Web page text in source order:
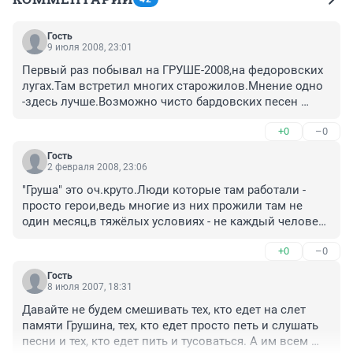
Гость
9 июля 2008, 23:01
Первый раз побывал на ГРУШЕ-2008,на федоровских
лугах.Там встретил многих старожилов.Мнение одно
-здесь лучше.Возможно чисто бардовских песен
интереснее , к природе ближе. пьяные были но драк
не было!Во всяком случаи -я не видел. Мне
понравилось и песни возможно и не бардов и стихи
федоровские луга.И ,пожалуйста не делайте его
круглогодичным!!!
+0 –0
Гость
2 февраля 2008, 23:06
"Груша" это оч.круто.Люди которые там работали -
просто герои,ведь многие из них прожили там не
один месяц,в тяжёлых условиях - не каждый человек
Всем "жителям Груши" огромнейший ПРИВЕТ и удачи
+0 –0
Гость
8 июля 2007, 18:31
Давайте не будем смешивать тех, кто едет на слет
памяти Грушина, тех, кто едет просто петь и слушать
песни и тех, кто едет пить и тусоваться. А им всем